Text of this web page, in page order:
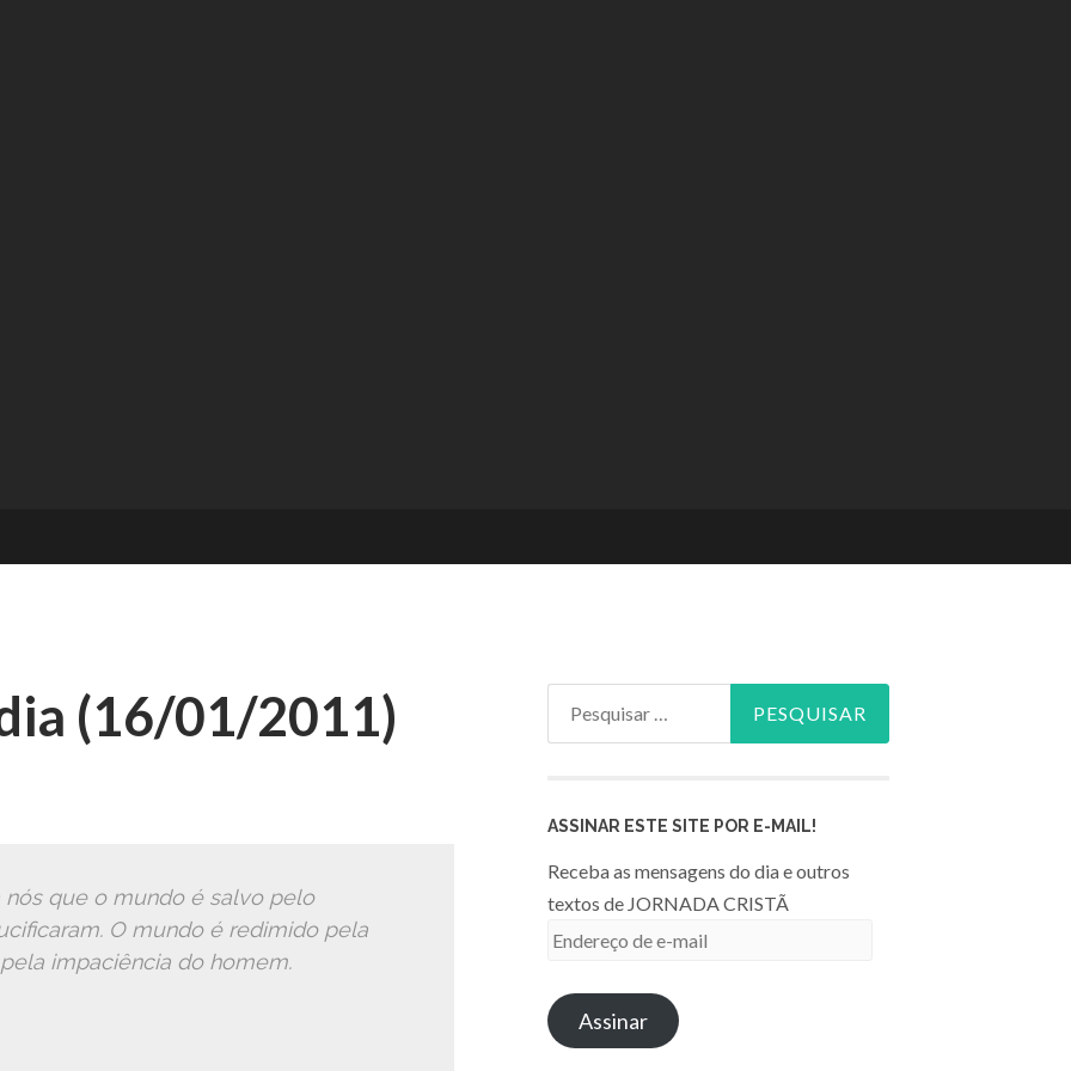
Romana
(16/01/2011)
que o mundo é salvo pelo
O mundo é redimido pela
impaciência do homem.
ASSINAR ESTE SITE POR E-MAIL!
Receba as mensagens do dia e outros
textos de JORNADA CRISTÃ
Endereço
e-
mailAssinar